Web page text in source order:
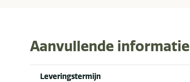
Aanvullende informatie
Leveringstermijn